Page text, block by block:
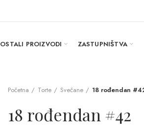
OSTALI PROIZVODI ZASTUPNIŠTVA
Početna Torte Svečane 18 rođendan
18 rođendan #42